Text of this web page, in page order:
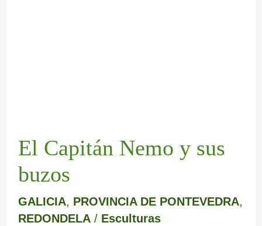
El Capitán Nemo y sus
buzos
GALICIA, PROVINCIA DE PONTEVEDRA,
REDONDELA/ Esculturas